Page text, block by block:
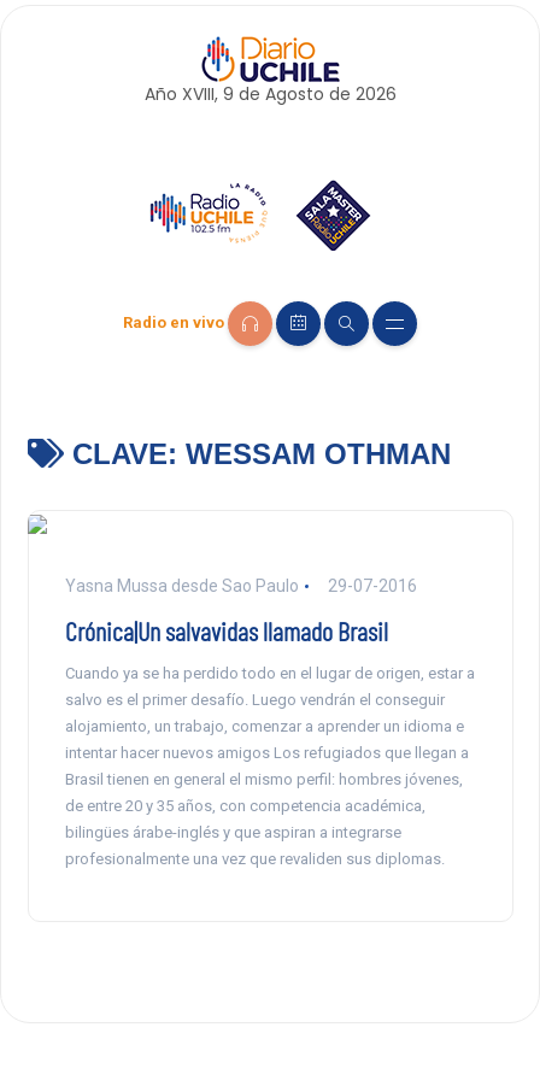
Año XVIII, 9 de Agosto de 2026
Radio en vivo
CLAVE: WESSAM OTHMAN
Yasna Mussa desde Sao Paulo 29-07-2016
Crónica|Un salvavidas llamado Brasil
Cuando ya se ha perdido todo en el lugar de origen, estar a
salvo es el primer desafío. Luego vendrán el conseguir
alojamiento, un trabajo, comenzar a aprender un idioma e
intentar hacer nuevos amigos Los refugiados que llegan a
Brasil tienen en general el mismo perfil: hombres jóvenes,
de entre 20 y 35 años, con competencia académica,
bilingües árabe-inglés y que aspiran a integrarse
profesionalmente una vez que revaliden sus diplomas.